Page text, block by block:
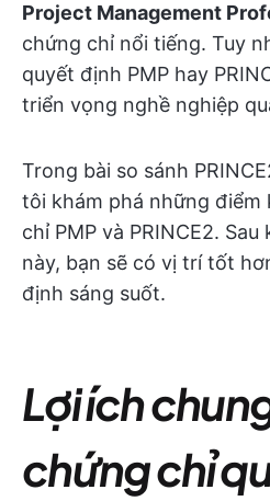
Project Management
chứng chỉ nổi tiếng. Tuy
quyết định PMP hay
triển vọng nghề nghiệp
Trong bài so sánh
tôi khám phá những điểm
chỉ PMP và PRINCE2.
này, bạn sẽ có vị trí tốt
định sáng suốt.
Lợi ích
chứng chỉ